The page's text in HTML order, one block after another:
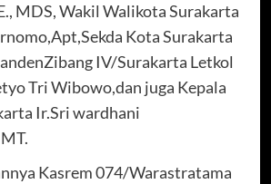
MDS, Wakil Walikota Surakarta
Kota Surakarta
IV/Surakarta Letkol
Tri Wibowo,dan juga Kepala
Ir.Sri wardhani
Kasrem 074/Warastratama